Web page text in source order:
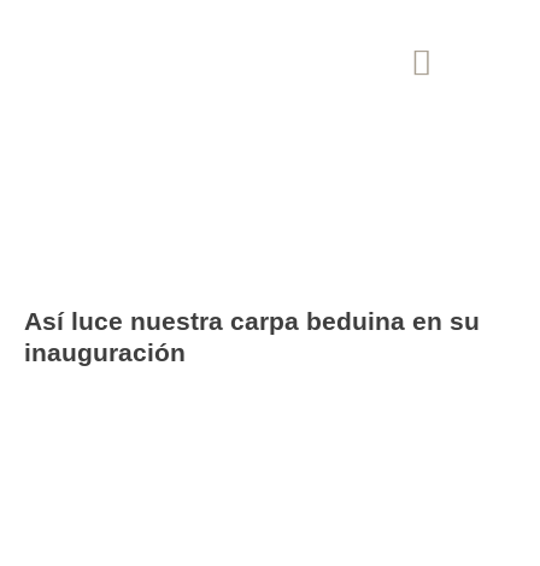
Así luce nuestra carpa beduina en su
inauguración